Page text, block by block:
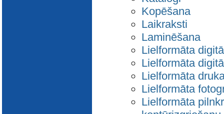
Kopēšana
Laikraksti
Laminēšana
Lielformāta
Lielformāta
Lielformāta
Lielformāta
Lielformāta